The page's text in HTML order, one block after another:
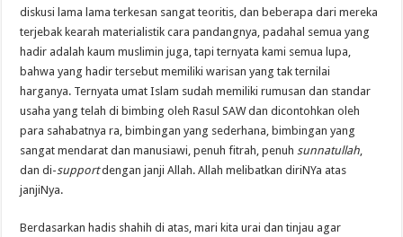
diskusi lama lama terkesan sangat teoritis, dan beberapa dari mereka
terjebak kearah materialistik cara pandangnya, padahal semua yang
hadir adalah kaum muslimin juga, tapi ternyata kami semua lupa,
bahwa yang hadir tersebut memiliki warisan yang tak ternilai
harganya. Ternyata umat Islam sudah memiliki rumusan dan standar
usaha yang telah di bimbing oleh Rasul SAW dan dicontohkan oleh
para sahabatnya ra, bimbingan yang sederhana, bimbingan yang
sangat mendarat dan manusiawi, penuh fitrah, penuh sunnatullah
dan di- supportdengan janji Allah. Allah melibatkan diriNYa atas
janjiNya.
Berdasarkan hadis shahih di atas, mari kita urai dan tinjau agar